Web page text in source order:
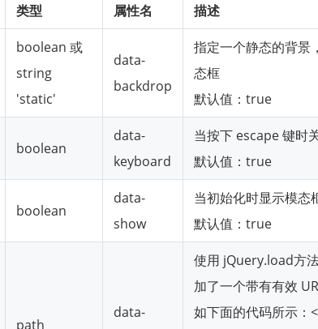
类型 属性名 描述
boolean 或
string
'static'
data-
backdrop
指定一个静态的背景
态框
默认值：true
boolean
data-
keyboard
当按下 escape 键时
默认值：true
boolean
data-
show
当初始化时显示模态
默认值：true
path
data-
使用 jQuery.load方
加了一个带有有效
如下面的代码所示